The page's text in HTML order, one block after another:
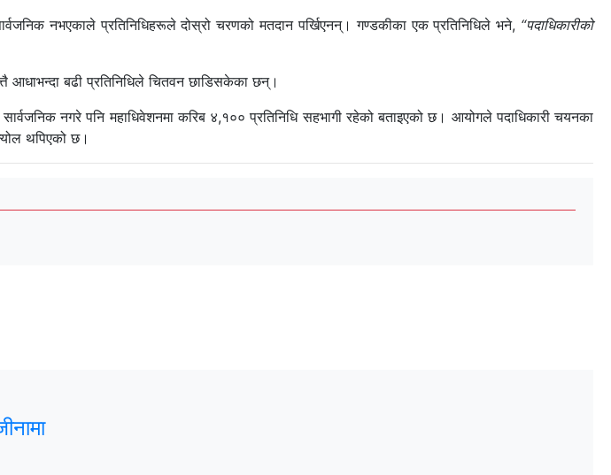
नभएकाले प्रतिनिधिहरूले दोस्रो चरणको मतदान पर्खिएनन्। गण्डकीका एक प्रतिनिधिले भने, “पदाधिकारीको
आधाभन्दा बढी प्रतिनिधिले चितवन छाडिसकेका छन्।
नगरे पनि महाधिवेशनमा करिब ४,१०० प्रतिनिधि सहभागी रहेको बताइएको छ। आयोगले पदाधिकारी चयनका
थपिएको छ।